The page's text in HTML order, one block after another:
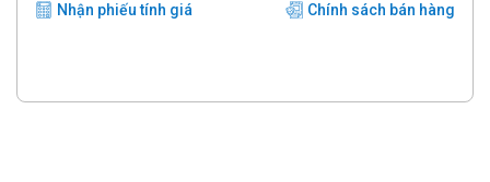
Nhận phiếu tính giá Chính sách bán hàng